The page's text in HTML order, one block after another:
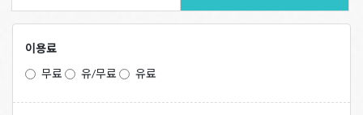
이용료
무료
유/무료 유료